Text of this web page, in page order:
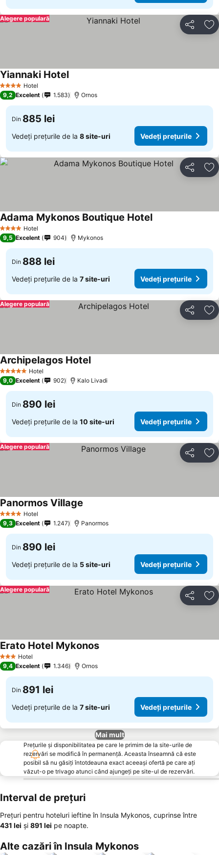
Distribuiți
Alegere populară
4 Stele Hotel
Yiannaki Hotel
9,2 Excelent 1.583 Ornos
Din 885 lei
Vedeți prețurile de la 8 site-uri Vedeți prețurile
Distribuiți
4 Stele Hotel
Adama Mykonos Boutique Hotel
9,5 Excelent 904 Mykonos
Din 888 lei
Vedeți prețurile de la 7 site-uri Vedeți prețurile
Distribuiți
Alegere populară
5 Stele Hotel
Archipelagos Hotel
9,0 Excelent 902 Kalo Livadi
Din 890 lei
Vedeți prețurile de la 10 site-uri Vedeți prețurile
Distribuiți
Alegere populară
4 Stele Hotel
Panormos Village
9,3 Excelent 1.247 Panormos
Din 890 lei
Vedeți prețurile de la 5 site-uri Vedeți prețurile
Distribuiți
Alegere populară
3 SteleHotel
Erato Hotel Mykonos
9,4 Excelent 1.346 Ornos
Din 891 lei
Vedeți prețurile de la 7 site-uri Vedeți prețurile
Mai mult
Prețurile și disponibilitatea pe care le primim de la site-urile de
rezervări se modifică în permanență. Aceasta înseamnă că este
posibil să nu găsiți întotdeauna exact aceeași ofertă pe care ați
văzut-o pe trivago atunci când ajungeți pe site-ul de rezervări.
Interval de prețuri
Prețuri pentru hoteluri ieftine în Insula Mykonos, cuprinse între
‎431 lei și ‎891 lei pe noapte.
Alte cazări în Insula Mykonos